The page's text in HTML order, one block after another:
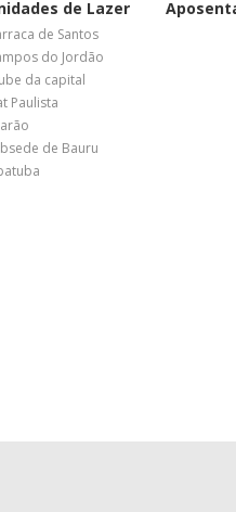
de Lazer
de Santos
do Jordão
da capital
Paulista
de Bauru